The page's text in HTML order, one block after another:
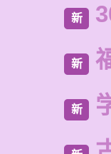
新
新
新